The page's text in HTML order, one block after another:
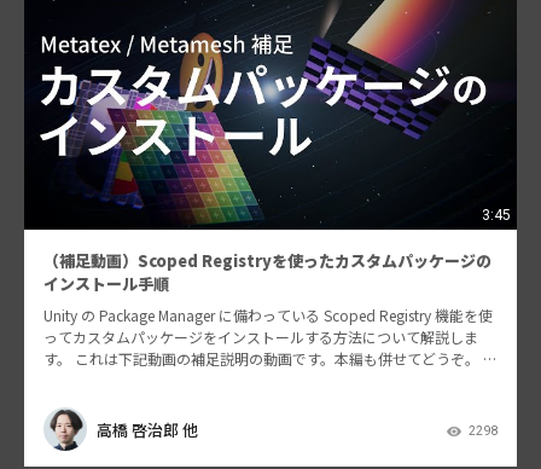
3:45
（補足動画）Scoped Registryを使ったカスタムパッケージの
インストール手順
Unity の Package Manager に備わっている Scoped Registry 機能を使
ってカスタムパッケージをインストールする方法について解説しま
す。 これは下記動画の補足説明の動画です。本編も併せてどうぞ。 U
高橋 啓治郎 他 2298